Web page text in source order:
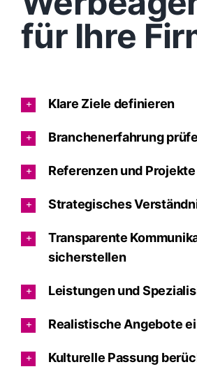
für Ihre
Klare Ziele definieren
Branchenerfahrung
Referenzen und
Strategisches
Transparente
sicherstellen
Leistungen und
Realistische Angebote
Kulturelle Passung